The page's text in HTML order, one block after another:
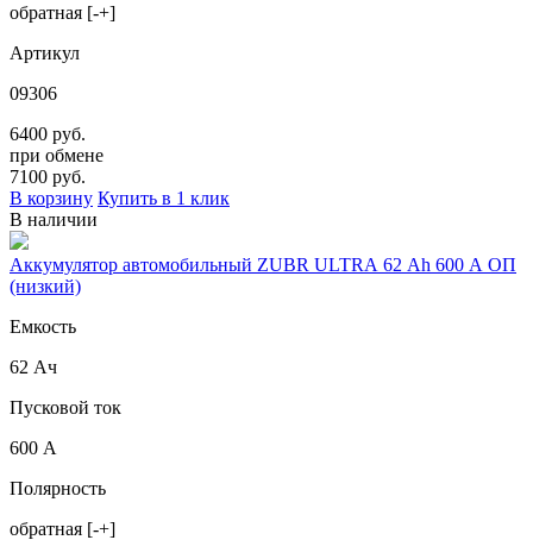
обратная [-+]
Артикул
09306
6400 руб.
при обмене
7100 руб.
В корзину Купить в 1 клик
В наличии
Аккумулятор автомобильный ZUBR ULTRA 62 Ah 600 A ОП
(низкий)
Емкость
62 Ач
Пусковой ток
600 А
Полярность
обратная [-+]